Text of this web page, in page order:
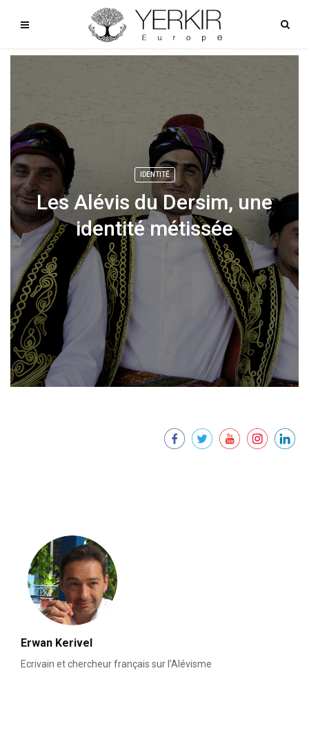
IDENTITÉ
Les Alévis du Dersim, une
identité métissée
Erwan Kerivel
Ecrivain et chercheur français sur l’Alévisme